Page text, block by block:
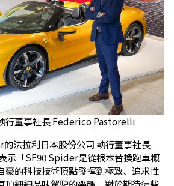
行董事社長 Federico Pastorelli
法拉利日本股份公司 執行董事社長
「SF90 Spider是從根本替換跑車概
豪的科技技術頂點發揮到極致、追求性